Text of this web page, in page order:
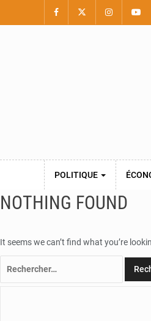
POLITIQUE
NOTHING FOUND
It seems we can’t find what you’re